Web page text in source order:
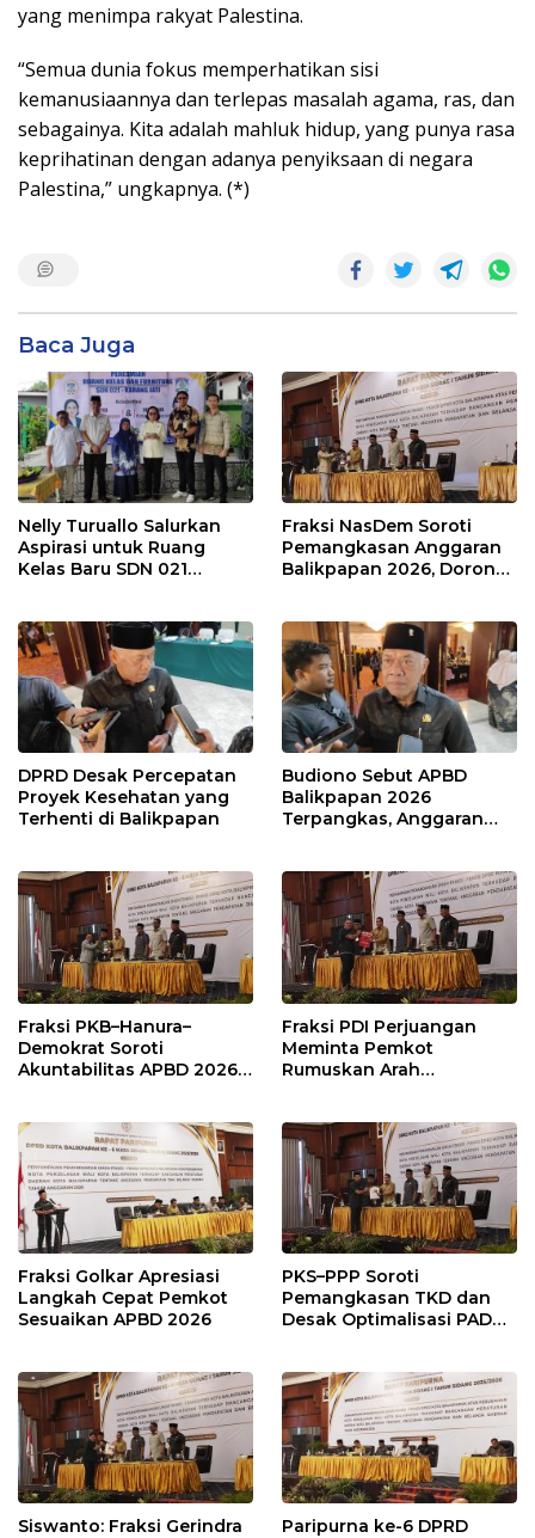
yang menimpa rakyat Palestina.
“Semua dunia fokus memperhatikan sisi
kemanusiaannya dan terlepas masalah agama, ras, dan
sebagainya. Kita adalah mahluk hidup, yang punya rasa
keprihatinan dengan adanya penyiksaan di negara
Palestina,” ungkapnya. (*)
Baca Juga
Nelly Turuallo Salurkan
Aspirasi untuk Ruang
Kelas Baru SDN 021
Fraksi NasDem Soroti
Pemangkasan Anggaran
Balikpapan 2026, Dorong
DPRD Desak Percepatan
Proyek Kesehatan yang
Terhenti di Balikpapan
Budiono Sebut APBD
Balikpapan 2026
Terpangkas, Anggaran
Fraksi PKB–Hanura–
Demokrat Soroti
Akuntabilitas APBD 2026
Modal
Fraksi PDI Perjuangan
Meminta Pemkot
Rumuskan Arah
Penyangga IKN
Fraksi Golkar Apresiasi
Langkah Cepat Pemkot
Sesuaikan APBD 2026
PKS–PPP Soroti
Pemangkasan TKD dan
Desak Optimalisasi PAD
Siswanto: Fraksi Gerindra
Paripurna ke-6 DPRD